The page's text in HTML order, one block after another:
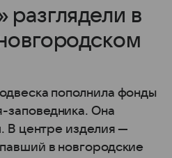
в
пополнила фонды
заповедника. Она
В центре изделия —
в новгородские